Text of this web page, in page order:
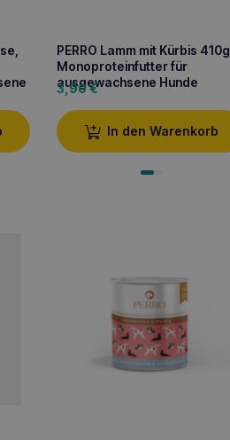
PERRO Lamm mit Kürbis 410g
Monoproteinfutter für
ausgewachsene Hunde
3,90€
In den Warenkorb